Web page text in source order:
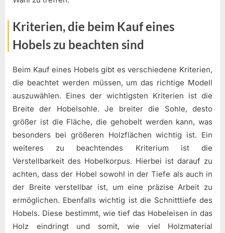
Kriterien, die beim Kauf eines
Hobels zu beachten sind
Beim Kauf eines Hobels gibt es verschiedene Kriterien,
die beachtet werden müssen, um das richtige Modell
auszuwählen. Eines der wichtigsten Kriterien ist die
Breite der Hobelsohle. Je breiter die Sohle, desto
größer ist die Fläche, die gehobelt werden kann, was
besonders bei größeren Holzflächen wichtig ist. Ein
weiteres zu beachtendes Kriterium ist die
Verstellbarkeit des Hobelkorpus. Hierbei ist darauf zu
achten, dass der Hobel sowohl in der Tiefe als auch in
der Breite verstellbar ist, um eine präzise Arbeit zu
ermöglichen. Ebenfalls wichtig ist die Schnitttiefe des
Hobels. Diese bestimmt, wie tief das Hobeleisen in das
Holz eindringt und somit, wie viel Holzmaterial